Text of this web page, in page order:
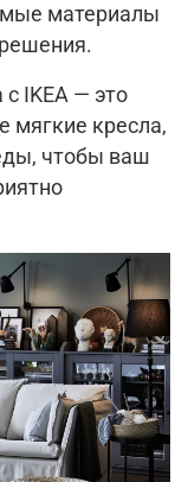
материалы
IKEA — это
мягкие кресла,
чтобы ваш